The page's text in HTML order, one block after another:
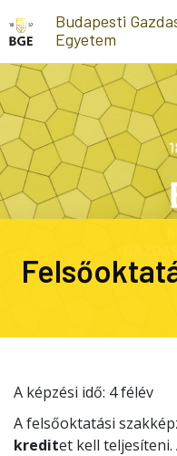
Ugrás a tartalomra
Budapesti
Egyetem
A képzési idő: 4 félév
A felsőoktatási
kreditet kell teljesíteni.